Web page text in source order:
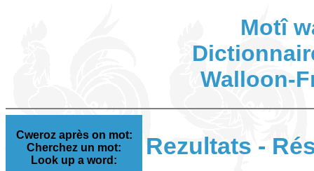
Motî
Walloon-
Cweroz après on mot:
Cherchez un mot:
Look up a word:
Rezultats -